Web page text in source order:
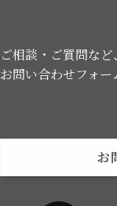
ご相談・ご質問な
お問い合わせフォ
お